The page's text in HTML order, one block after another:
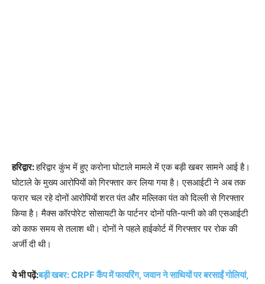
हरिद्वार:हरिद्वार कुंभ में हुए करोना घोटाले मामले में एक बड़ी खबर सामने आई है।
घोटाले के मुख्य आरोपियों को गिरफ्तार कर लिया गया है। एसआईटी ने अब तक
फरार चल रहे दोनों आरोपियों शरत पंत और मल्लिका पंत को दिल्ली से गिरफ्तार
किया है। मैक्स कॉरपोरेट सोसायटी के पार्टनर दोनों पति-पत्नी को की एसआईटी
को काफ समय से तलाश थी। दोनों ने पहले हाईकोर्ट में गिरफ्तार पर रोक की
अर्जी दी थी।
ये भी पढ़ें:बड़ी खबर: CRPF कैंप में फायरिंग, जवान ने साथियों पर बरसाईं गोलियां,